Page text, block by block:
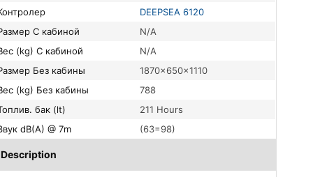
Контролер
DEEPSEA 6120
Размер С кабиной
N/A
Вес (kg) С кабиной
N/A
Размер Без кабины
1870x650x1110
Вес (kg) Без кабины
788
Топлив. бак (lt)
211 Hours
Звук dB(A) @ 7m
(63=98)
Description